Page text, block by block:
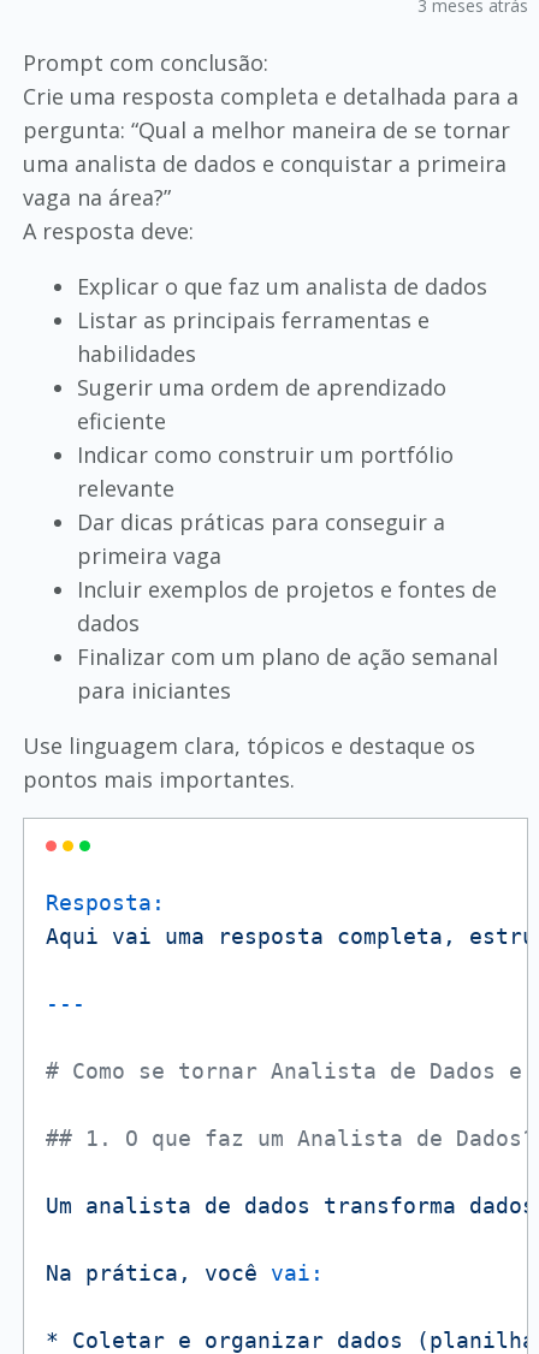
3 meses atrás
Prompt com conclusão:
Crie uma resposta completa e detalhada para a
pergunta: “Qual a melhor maneira de se tornar
uma analista de dados e conquistar a primeira
vaga na área?”
A resposta deve:
Explicar o que faz um analista de dados
Listar as principais ferramentas e
habilidades
Sugerir uma ordem de aprendizado
eficiente
Indicar como construir um portfólio
relevante
Dar dicas práticas para conseguir a
primeira vaga
Incluir exemplos de projetos e fontes de
dados
Finalizar com um plano de ação semanal
para iniciantes
Use linguagem clara, tópicos e destaque os
pontos mais importantes.
Resposta:
Aqui
vai uma resposta completa,
# Como se tornar Analista de Dados
## 1. O que faz um Analista de Dados?
Um analista de dados transforma dados
Na prática, você vai:
* Coletar e organizar dados